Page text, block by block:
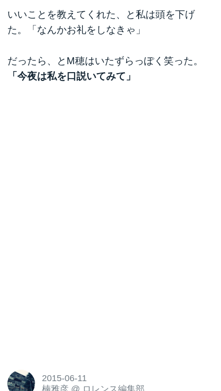
いいことを教えてくれた、と私は頭を下げ
た。「なんかお礼をしなきゃ」
だったら、とM穂はいたずらっぽく笑った。
「今夜は私を口説いてみて」
2015-06-11